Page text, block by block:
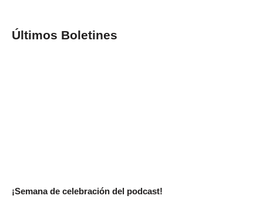
Últimos Boletines
¡Semana de celebración del podcast!